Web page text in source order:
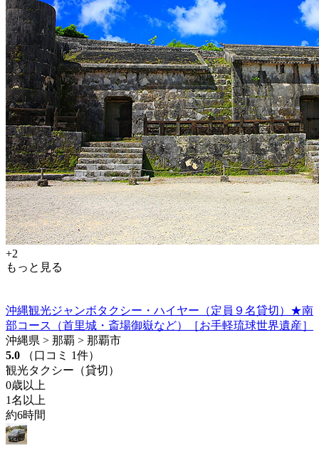
+2
もっと見る
沖縄観光ジャンボタクシー・ハイヤー（定員９名貸切）★南
部コース（首里城・斎場御嶽など）［お手軽琉球世界遺産］
沖縄県 > 那覇 > 那覇市
5.0
（口コミ 1件）
観光タクシー（貸切）
0歳以上
1名以上
約6時間